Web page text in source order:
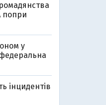
попри
у
інцидентів